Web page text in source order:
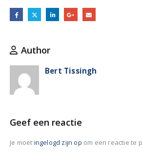
Author
Bert Tissingh
Geef een reactie
Je moet ingelogd zijn op om een reactie te